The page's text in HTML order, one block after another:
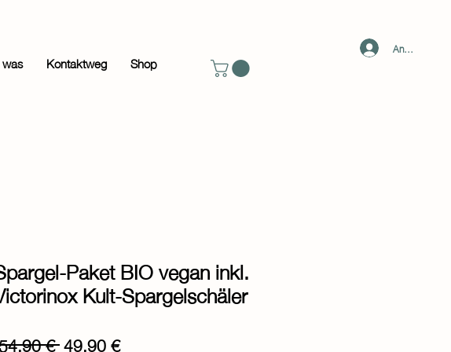
Kontaktweg Shop
Anmelden
Paket BIO vegan inkl.
Kult-Spargelschäler
€ Standardpreis
49,90 €Sale-